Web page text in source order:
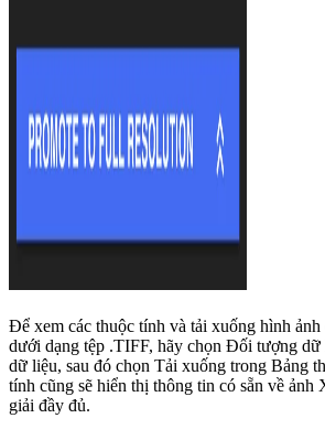
Để xem các thuộc tính và tải xuống hình
dưới dạng tệp .TIFF, hãy chọn Đối tượng
dữ liệu, sau đó chọn Tải xuống trong Bảng
tính cũng sẽ hiển thị thông tin có sẵn về ảnh
giải đầy đủ.